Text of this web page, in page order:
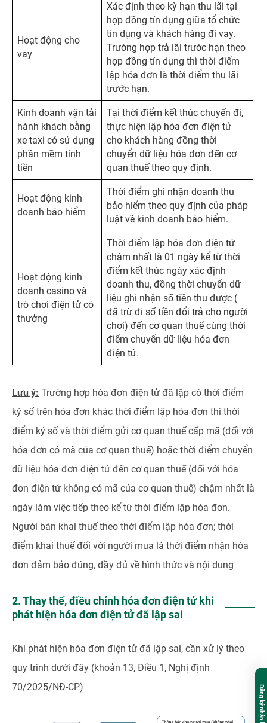
Hoạt động cho
vay
Xác định theo kỳ hạn thu lãi tại
hợp đồng tín dụng giữa tổ chức
tín dụng và khách hàng đi vay.
Trường hợp trả lãi trước hạn theo
hợp đồng tín dụng thì thời điểm
lập hóa đơn là thời điểm thu lãi
trước hạn.
Kinh doanh vận tải
hành khách bằng
xe taxi có sử dụng
phần mềm tính
tiền
Tại thời điểm kết thúc chuyến đi,
thực hiện lập hóa đơn điện tử
cho khách hàng đồng thời
chuyển dữ liệu hóa đơn đến cơ
quan thuế theo quy định.
Hoạt động kinh
doanh bảo hiểm
Thời điểm ghi nhận doanh thu
bảo hiểm theo quy định của pháp
luật về kinh doanh bảo hiểm.
Hoạt động kinh
doanh casino và
trò chơi điện tử có
thưởng
Thời điểm lập hóa đơn điện tử
chậm nhất là 01 ngày kể từ thời
điểm kết thúc ngày xác định
doanh thu, đồng thời chuyển dữ
liệu ghi nhận số tiền thu được (
đã trừ đi số tiền đổi trả cho người
chơi) đến cơ quan thuế cùng thời
điểm chuyển dữ liệu hóa đơn
điện tử.
Lưu ý: Trường hợp hóa đơn điện tử đã lập có thời điểm
ký số trên hóa đơn khác thời điểm lập hóa đơn thì thời
điểm ký số và thời điểm gửi cơ quan thuế cấp mã (đối với
hóa đơn có mã của cơ quan thuế) hoặc thời điểm chuyển
dữ liệu hóa đơn điện tử đến cơ quan thuế (đối với hóa
đơn điện tử không có mã của cơ quan thuế) chậm nhất là
ngày làm việc tiếp theo kể từ thời điểm lập hóa đơn.
Người bán khai thuế theo thời điểm lập hóa đơn; thời
điểm khai thuế đối với người mua là thời điểm nhận hóa
đơn đảm bảo đúng, đầy đủ về hình thức và nội dung
2. Thay thế, điều chỉnh hóa đơn điện tử khi
phát hiện hóa đơn điện tử đã lập sai
Khi phát hiện hóa đơn điện tử đã lập sai, cần xử lý theo
quy trình dưới đây (khoản 13, Điều 1, Nghị định
70/2025/NĐ-CP)